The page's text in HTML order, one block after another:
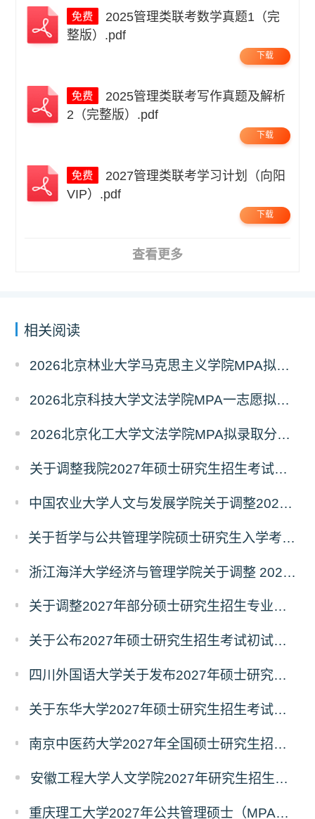
整版）.pdf
下载
2（完整版）.pdf
下载
VIP）.pdf
下载
查看更多
相关阅读
2026北京林业大学马克思主义学院MPA拟录取分析解读
2026北京科技大学文法学院MPA一志愿拟录取分析解读
2026北京化工大学文法学院MPA拟录取分析解读
关于调整我院2027年硕士研究生招生考试科目及参考书的通知
中国农业大学人文与发展学院关于调整2027年硕士研究生招生考试初试科目的通知
关于哲学与公共管理学院硕士研究生入学考试（初试） 考试科目及参考书目变更的通知（二）
浙江海洋大学经济与管理学院关于调整 2027年硕士研究生招生考试初试科目的公告
关于调整2027年部分硕士研究生招生专业初试考试科目的公告（持续更新中）
关于公布2027年硕士研究生招生考试初试自命题科目考试大纲的通知
四川外国语大学关于发布2027年硕士研究生招生考试自命题科目大纲的公告
关于东华大学2027年硕士研究生招生考试（初试）招生目录拟调整公告（一）
南京中医药大学2027年全国硕士研究生招生考试初试自命题科目考试内容及参考书目
安徽工程大学人文学院2027年研究生招生简章
重庆理工大学2027年公共管理硕士（MPA）专业学位研究生（双证）报考